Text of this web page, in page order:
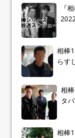
『
相棒
らす
相
タ
相棒